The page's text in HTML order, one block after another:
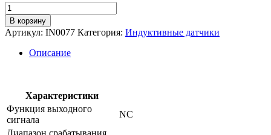
Количество
товара
Индуктивный
датчик
in0077
В корзину
Артикул: IN0077 Категория: Индуктивные датчики
Описание
Характеристики
Функция выходного
сигнала
NC
Диапазон срабатывания